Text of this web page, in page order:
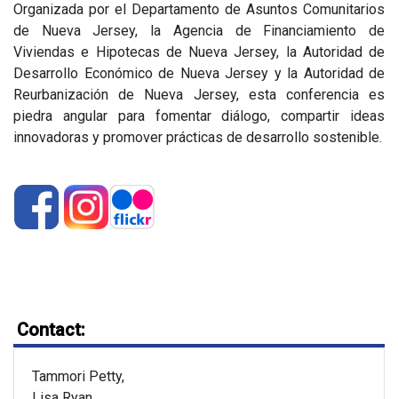
Organizada por el Departamento de Asuntos Comunitarios
de Nueva Jersey, la Agencia de Financiamiento de
Viviendas e Hipotecas de Nueva Jersey, la Autoridad de
Desarrollo Económico de Nueva Jersey y la Autoridad de
Reurbanización de Nueva Jersey, esta conferencia es
piedra angular para fomentar diálogo, compartir ideas
innovadoras y promover prácticas de desarrollo sostenible.
Contact:
Tammori Petty,